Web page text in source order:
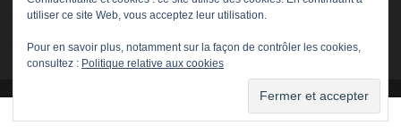
utiliser ce site Web, vous acceptez leur utilisation.
Pour en savoir plus, notamment sur la façon de contrôler les cookies,
consultez : Politique relative aux cookies